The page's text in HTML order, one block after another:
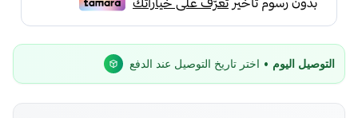
التوصيل اليوم • اختر تاريخ التوصيل عند الدفع